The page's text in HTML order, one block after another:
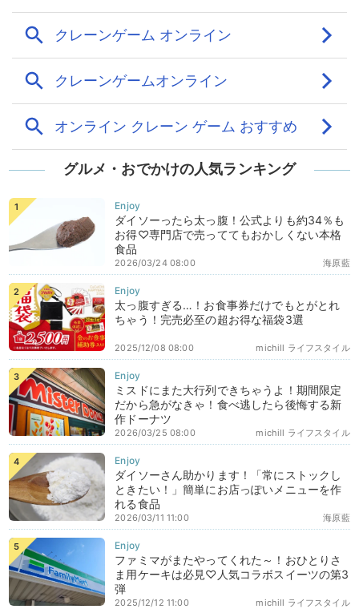
グルメ・おでかけの人気ランキング
ダイソーったら太っ腹！公式よりも約34％も
お得♡専門店で売っててもおかしくない本格
食品
海原藍
2026/03/24 08:00
太っ腹すぎる…！お食事券だけでもとがとれ
ちゃう！完売必至の超お得な福袋3選
michill ライフスタイル
2025/12/08 08:00
ミスドにまた大行列できちゃうよ！期間限定
だから急がなきゃ！食べ逃したら後悔する新
作ドーナツ
michill ライフスタイル
2026/03/25 08:00
ダイソーさん助かります！「常にストックし
ときたい！」簡単にお店っぽいメニューを作
れる食品
海原藍
2026/03/11 11:00
ファミマがまたやってくれた～！おひとりさ
ま用ケーキは必見♡人気コラボスイーツの第3
弾
michill ライフスタイル
2025/12/12 11:00